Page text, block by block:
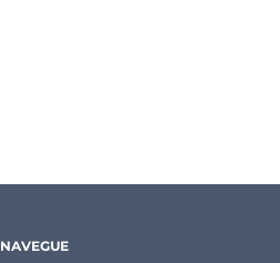
NAVEGUE